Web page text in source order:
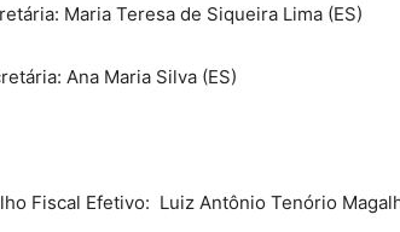
Maria Teresa de Siqueira Lima (ES)
Ana Maria Silva (ES)
Fiscal Efetivo: Luiz Antônio Tenório